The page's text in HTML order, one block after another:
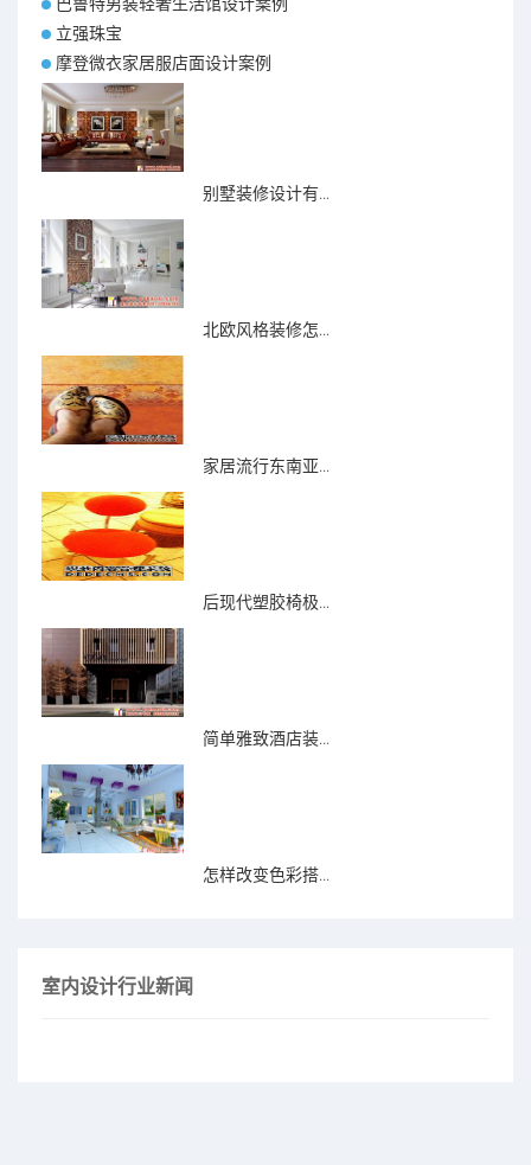
立强珠宝
摩登微衣家居服店面设计案例
别墅装修设计有...
北欧风格装修怎...
家居流行东南亚...
后现代塑胶椅极...
简单雅致酒店装...
怎样改变色彩搭...
室内设计行业新闻